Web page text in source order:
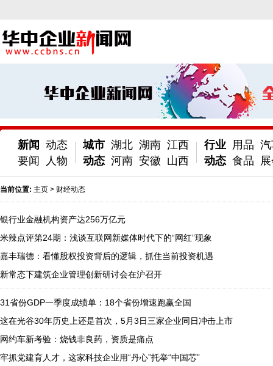
新闻
要闻
动态
人物
城市
动态
湖北 湖南 江西
河南 安徽 山西
行业
动态
用品
食品
当前位置: 主页 > 财经动态
银行业金融机构资产达256万亿元
米辣点评第24期：浅谈互联网新媒体时代下的“网红”现象
嘉丰瑞德：看懂股权投资背后的逻辑，抓住当前投资机遇
新常态下建筑企业管理创新研讨会在沪召开
31省份GDP一季度成绩单：18个省份增速跑赢全国
这在光谷30年历史上还是首次，5月3日三家企业同日冲击上市
网约车新考验：烧钱非良药，资质是痛点
牢抓党建育人才，这家科技企业用“丹心”托举“中国芯”